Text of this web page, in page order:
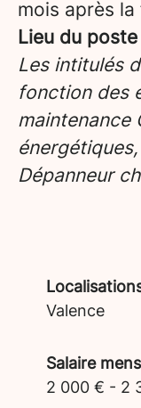
mois après
Lieu du poste
Les intitulés
fonction des
maintenance
Dépanneur
Valence
Salaire
2 000 € - 2